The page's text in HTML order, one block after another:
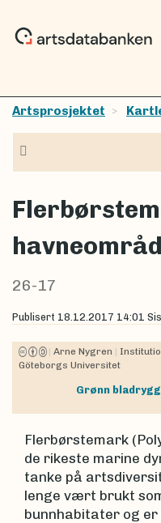
Artsprosjektet
26-17
Publisert 18.12.2017 14:01
| Arne Nygren |
Göteborgs Universitet
Grønn bladrygg
Flerbørstemark
de rikeste marine
tanke på
lenge vært brukt
bunnhabitater og er